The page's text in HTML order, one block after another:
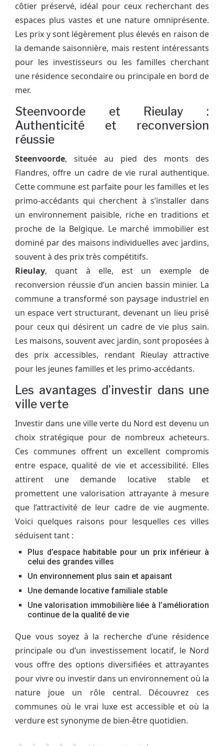
côtier préservé, idéal pour ceux recherchant des
espaces plus vastes et une nature omniprésente.
Les prix y sont légèrement plus élevés en raison de
la demande saisonnière, mais restent intéressants
pour les investisseurs ou les familles cherchant
une résidence secondaire ou principale en bord de
mer.
Steenvoorde et Rieulay :
Authenticité et reconversion
réussie
Steenvoorde, située au pied des monts des
Flandres, offre un cadre de vie rural authentique.
Cette commune est parfaite pour les familles et les
primo-accédants qui cherchent à s’installer dans
un environnement paisible, riche en traditions et
proche de la Belgique. Le marché immobilier est
dominé par des maisons individuelles avec jardins,
souvent à des prix très compétitifs.
Rieulay, quant à elle, est un exemple de
reconversion réussie d’un ancien bassin minier. La
commune a transformé son paysage industriel en
un espace vert structurant, devenant un lieu prisé
pour ceux qui désirent un cadre de vie plus sain.
Les maisons, souvent avec jardin, sont proposées à
des prix accessibles, rendant Rieulay attractive
pour les jeunes familles et les primo-accédants.
Les avantages d’investir dans une
ville verte
Investir dans une ville verte du Nord est devenu un
choix stratégique pour de nombreux acheteurs.
Ces communes offrent un excellent compromis
entre espace, qualité de vie et accessibilité. Elles
attirent une demande locative stable et
promettent une valorisation attrayante à mesure
que l’attractivité de leur cadre de vie augmente.
Voici quelques raisons pour lesquelles ces villes
séduisent tant :
Plus d’espace habitable pour un prix inférieur à
celui des grandes villes
Un environnement plus sain et apaisant
Une demande locative familiale stable
Une valorisation immobilière liée à l’amélioration
continue de la qualité de vie
Que vous soyez à la recherche d’une résidence
principale ou d’un investissement locatif, le Nord
vous offre des options diversifiées et attrayantes
pour vivre ou investir dans un environnement où la
nature joue un rôle central. Découvrez ces
communes où le vrai luxe est accessible et où la
verdure est synonyme de bien-être quotidien.